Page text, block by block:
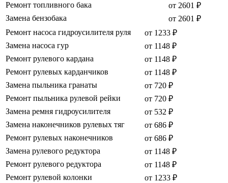
Ремонт топливного бака
от 2601 ₽
Замена бензобака
от 2601 ₽
Ремонт насоса гидроусилителя руля
от 1233 ₽
Замена насоса гур
от 1148 ₽
Ремонт рулевого кардана
от 1148 ₽
Ремонт рулевых карданчиков
от 1148 ₽
Замена пыльника гранаты
от 720 ₽
Ремонт пыльника рулевой рейки
от 720 ₽
Замена ремня гидроусилителя
от 532 ₽
Замена наконечников рулевых тяг
от 686 ₽
Ремонт рулевых наконечников
от 686 ₽
Замена рулевого редуктора
от 1148 ₽
Ремонт рулевого редуктора
от 1148 ₽
Ремонт рулевой колонки
от 1233 ₽